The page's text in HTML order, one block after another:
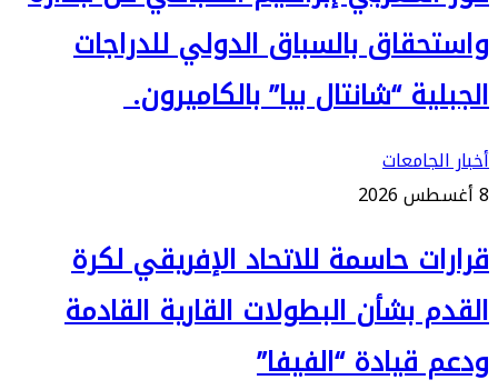
واستحقاق بالسباق الدولي للدراجات
الجبلية “شانتال بيا” بالكاميرون.
أخبار الجامعات
8 أغسطس 2026
قرارات حاسمة للاتحاد الإفريقي لكرة
القدم بشأن البطولات القارية القادمة
ودعم قيادة “الفيفا”